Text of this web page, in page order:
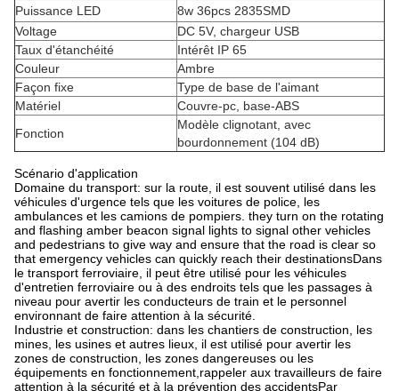
Puissance LED
8w 36pcs 2835SMD
Voltage
DC 5V, chargeur USB
Taux d'étanchéité
Intérêt IP 65
Couleur
Ambre
Façon fixe
Type de base de l'aimant
Matériel
Couvre-pc, base-ABS
Fonction
Modèle clignotant, avec
bourdonnement (104 dB)
Scénario d'application
Domaine du transport: sur la route, il est souvent utilisé dans les
véhicules d'urgence tels que les voitures de police, les
ambulances et les camions de pompiers. they turn on the rotating
and flashing amber beacon signal lights to signal other vehicles
and pedestrians to give way and ensure that the road is clear so
that emergency vehicles can quickly reach their destinationsDans
le transport ferroviaire, il peut être utilisé pour les véhicules
d'entretien ferroviaire ou à des endroits tels que les passages à
niveau pour avertir les conducteurs de train et le personnel
environnant de faire attention à la sécurité.
Industrie et construction: dans les chantiers de construction, les
mines, les usines et autres lieux, il est utilisé pour avertir les
zones de construction, les zones dangereuses ou les
équipements en fonctionnement,rappeler aux travailleurs de faire
attention à la sécurité et à la prévention des accidentsPar